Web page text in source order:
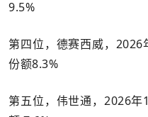
9.5%
第四位，德赛西威，
份额8.3%
第五位，伟世通，2026